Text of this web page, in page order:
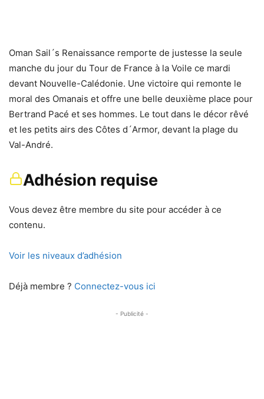
Oman Sail´s Renaissance remporte de justesse la seule
manche du jour du Tour de France à la Voile ce mardi
devant Nouvelle-Calédonie. Une victoire qui remonte le
moral des Omanais et offre une belle deuxième place pour
Bertrand Pacé et ses hommes. Le tout dans le décor rêvé
et les petits airs des Côtes d´Armor, devant la plage du
Val-André.
Adhésion requise
Vous devez être membre du site pour accéder à ce
contenu.
Voir les niveaux d’adhésion
Déjà membre ? Connectez-vous ici
- Publicité -